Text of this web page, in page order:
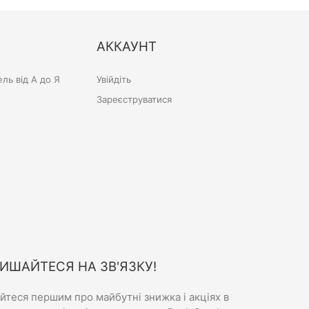
від А до Я
АККАУНТ
Увійдіть
Зареєструватися
НА ЗВ'ЯЗКУ!
першим про майбутні знижка і акціях в